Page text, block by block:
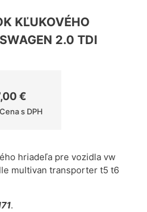
KĽUKOVÉHO
2.0 TDI
€
Cena s DPH
hriadeľa pre vozidla vw
multivan transporter t5 t6
.